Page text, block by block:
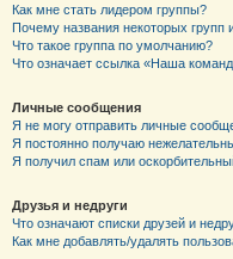
Как мне стать лидером группы?
Почему названия некоторых групп
Что такое группа по умолчанию?
Что означает ссылка «Наша
Личные сообщения
Я не могу отправить личные
Я постоянно получаю
Я получил спам или
Друзья и недруги
Что означают списки друзей и
Как мне добавлять/удалять